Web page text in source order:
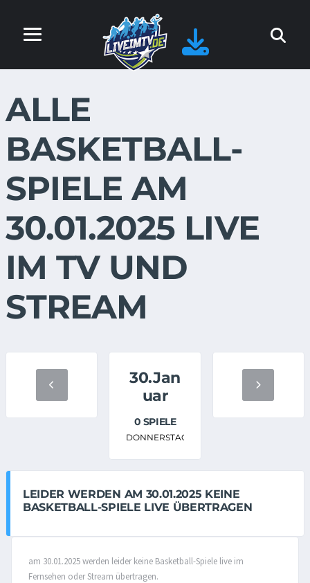
ALLE
BASKETBALL-
SPIELE AM
30.01.2025 LIVE
IM TV UND
STREAM
30.Jan
uar
0 SPIELE
DONNERSTAG
LEIDER WERDEN AM 30.01.2025 KEINE
BASKETBALL-SPIELE LIVE ÜBERTRAGEN
am 30.01.2025 werden leider keine Basketball-Spiele live im
Fernsehen oder Stream übertragen.